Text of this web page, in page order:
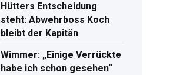
Hütters Entscheidung
steht: Abwehrboss Koch
bleibt der Kapitän
Wimmer: „Einige Verrückte
habe ich schon gesehen“